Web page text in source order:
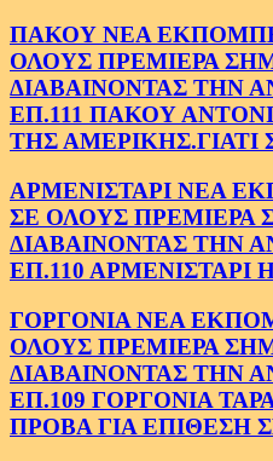
ΠΑΚΟΥ ΝΕΑ
ΟΛΟΥΣ ΠΡΕΜΙΕΡΑ
ΔΙΑΒΑΙΝΟΝΤΑΣ ΤΗΝ
ΕΠ.111 ΠΑΚΟΥ
ΤΗΣ ΑΜΕΡΙΚΗΣ.ΓΙΑΤΙ
ΑΡΜΕΝΙΣΤΑΡΙ ΝΕΑ
ΣΕ ΟΛΟΥΣ ΠΡΕΜΙΕΡΑ
ΔΙΑΒΑΙΝΟΝΤΑΣ ΤΗΝ
ΕΠ.110 ΑΡΜΕΝΙΣΤΑΡΙ
ΓΟΡΓΟΝΙΑ ΝΕΑ
ΟΛΟΥΣ ΠΡΕΜΙΕΡΑ
ΔΙΑΒΑΙΝΟΝΤΑΣ ΤΗΝ
ΕΠ.109 ΓΟΡΓΟΝΙΑ
ΠΡΟΒΑ ΓΙΑ ΕΠΙΘΕΣΗ